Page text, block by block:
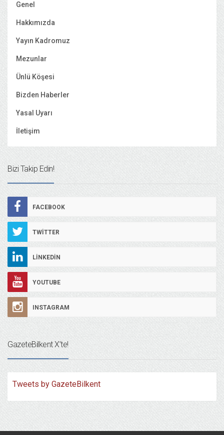
Genel
Hakkımızda
Yayın Kadromuz
Mezunlar
Ünlü Köşesi
Bizden Haberler
Yasal Uyarı
İletişim
Bizi Takip Edin!
FACEBOOK
TWITTER
LINKEDIN
YOUTUBE
INSTAGRAM
GazeteBilkent X’te!
Tweets by GazeteBilkent